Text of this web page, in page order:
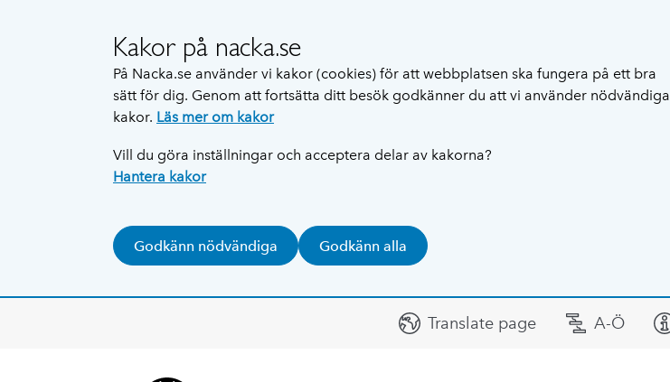
Kakor på nacka.se
På Nacka.se använder vi kakor (cookies) för att webbplatsen ska fungera på ett bra
sätt för dig. Genom att fortsätta ditt besök godkänner du att vi använder nödvändiga
kakor. Läs mer om kakor
Vill du göra inställningar och acceptera delar av kakorna?
Hantera kakor
Godkänn nödvändiga Godkänn alla
Translate page A-Ö